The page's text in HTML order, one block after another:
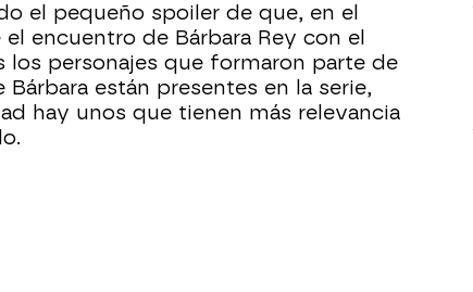
el pequeño spoiler de que, en el
encuentro de Bárbara Rey con el
los personajes que formaron parte de
Bárbara están presentes en la serie,
hay unos que tienen más relevancia